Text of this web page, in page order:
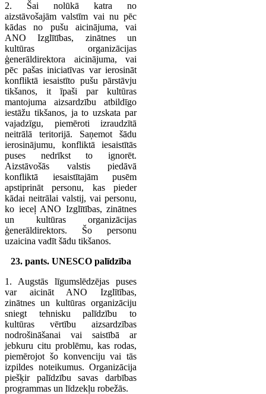
2. Šai nolūkā katra no
aizstāvošajām valstīm vai nu pēc
kādas no pušu aicinājuma, vai
ANO Izglītības, zinātnes un
kultūras organizācijas
ģenerāldirektora aicinājuma, vai
pēc pašas iniciatīvas var ierosināt
konfliktā iesaistīto pušu pārstāvju
tikšanos, it īpaši par kultūras
mantojuma aizsardzību atbildīgo
iestāžu tikšanos, ja to uzskata par
vajadzīgu, piemēroti izraudzītā
neitrālā teritorijā. Saņemot šādu
ierosinājumu, konfliktā iesaistītās
puses nedrīkst to ignorēt.
Aizstāvošās valstis piedāvā
konfliktā iesaistītajām pusēm
apstiprināt personu, kas pieder
kādai neitrālai valstij, vai personu,
ko ieceļ ANO Izglītības, zinātnes
un kultūras organizācijas
ģenerāldirektors. Šo personu
uzaicina vadīt šādu tikšanos.
23. pants. UNESCO palīdzība
1. Augstās līgumslēdzējas puses
var aicināt ANO Izglītības,
zinātnes un kultūras organizāciju
sniegt tehnisku palīdzību to
kultūras vērtību aizsardzības
nodrošināšanai vai saistībā ar
jebkuru citu problēmu, kas rodas,
piemērojot šo konvenciju vai tās
izpildes noteikumus. Organizācija
piešķir palīdzību savas darbības
programmas un līdzekļu robežās.